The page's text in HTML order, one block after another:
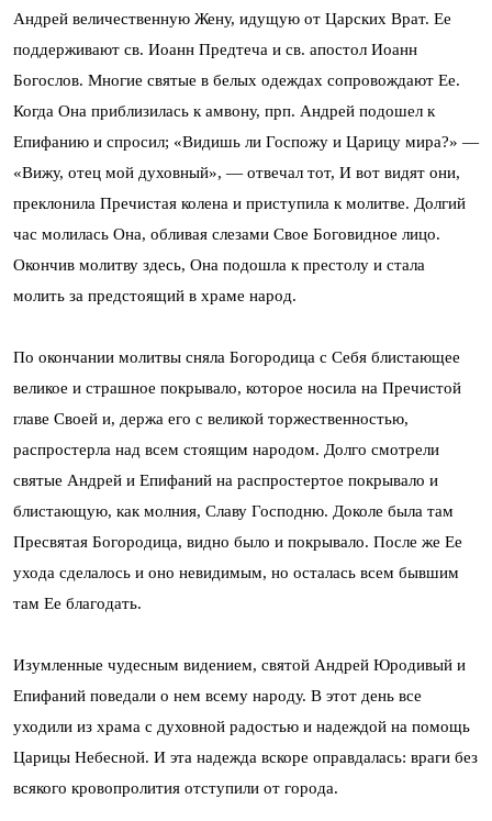
Андрей величественную Жену, идущую от Царских Врат. Ее
поддерживают св. Иоанн Предтеча и св. апостол Иоанн
Богослов. Многие святые в белых одеждах сопровождают Ее.
Когда Она приблизилась к амвону, прп. Андрей подошел к
Епифанию и спросил; «Видишь ли Госпожу и Царицу мира?» —
«Вижу, отец мой духовный», — отвечал тот, И вот видят они,
преклонила Пречистая колена и приступила к молитве. Долгий
час молилась Она, обливая слезами Свое Боговидное лицо.
Окончив молитву здесь, Она подошла к престолу и стала
молить за предстоящий в храме народ.
По окончании молитвы сняла Богородица с Себя блистающее
великое и страшное покрывало, которое носила на Пречистой
главе Своей и, держа его с великой торжественностью,
распростерла над всем стоящим народом. Долго смотрели
святые Андрей и Епифаний на распростертое покрывало и
блистающую, как молния, Славу Господню. Доколе была там
Пресвятая Богородица, видно было и покрывало. После же Ее
ухода сделалось и оно невидимым, но осталась всем бывшим
там Ее благодать.
Изумленные чудесным видением, святой Андрей Юродивый и
Епифаний поведали о нем всему народу. В этот день все
уходили из храма с духовной радостью и надеждой на помощь
Царицы Небесной. И эта надежда вскоре оправдалась: враги без
всякого кровопролития отступили от города.